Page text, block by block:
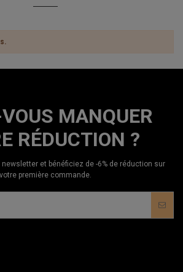
MANQUER
RÉDUCTION ?
et bénéficiez de -6% de réduction sur
votre première commande.